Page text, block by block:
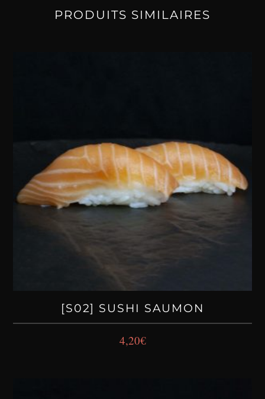
PRODUITS SIMILAIRES
[S02] SUSHI SAUMON
4,20€